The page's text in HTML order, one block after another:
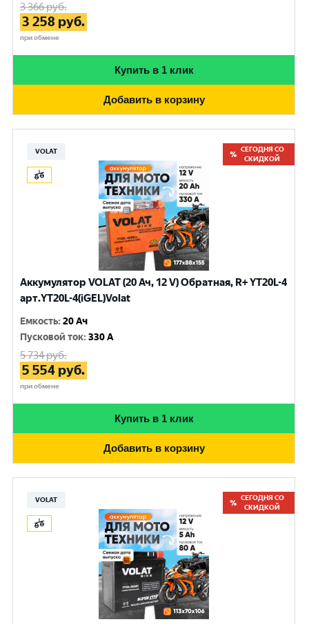
3 366руб.
3 258 руб.
при обмене
Купить в 1 клик
Добавить в корзину
VOLAT
СЕГОДНЯ СО
СКИДКОЙ
Аккумулятор VOLAT (20 Ач, 12 V) Обратная, R+ YT20L-4
арт.YT20L-4(iGEL)Volat
Емкость:20 Ач
Пусковой ток:330 A
5 734руб.
5 554 руб.
при обмене
Купить в 1 клик
Добавить в корзину
VOLAT
СЕГОДНЯ СО
СКИДКОЙ